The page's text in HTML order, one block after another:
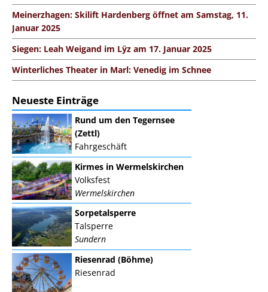
Meinerzhagen: Skilift Hardenberg öffnet am Samstag, 11.
Januar 2025
Siegen: Leah Weigand im Lÿz am 17. Januar 2025
Winterliches Theater in Marl: Venedig im Schnee
Neueste Einträge
Rund um den Tegernsee
(Zettl)
Fahrgeschäft
Kirmes in Wermelskirchen
Volksfest
Wermelskirchen
Sorpetalsperre
Talsperre
Sundern
Riesenrad (Böhme)
Riesenrad